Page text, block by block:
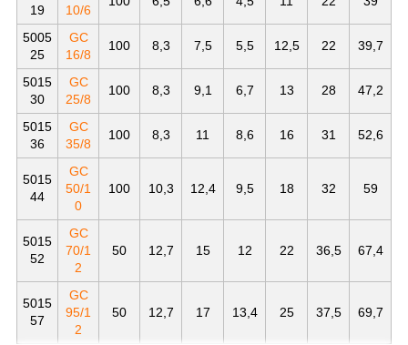
19 10/6
5005
25
GC
16/8
100 8,3 7,5 5,5 12,5 22 39,7
5015
30
GC
25/8
100 8,3 9,1 6,7 13 28 47,2
5015
36
GC
35/8
100 8,3 11 8,6 16 31 52,6
5015
44
GC
50/1
0
100 10,3 12,4 9,5 18 32 59
5015
52
GC
70/1
2
50 12,7 15 12 22 36,5 67,4
5015
57
GC
95/1
2
50 12,7 17 13,4 25 37,5 69,7